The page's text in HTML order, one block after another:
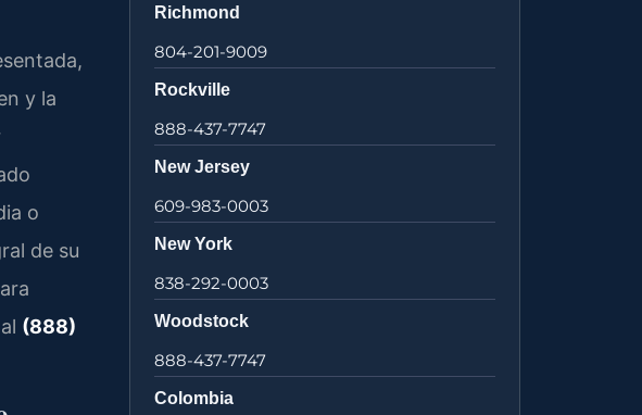
y la
o
de su
(888)
Richmond
804-201-9009
Rockville
888-437-7747
New Jersey
609-983-0003
New York
838-292-0003
Woodstock
888-437-7747
Colombia